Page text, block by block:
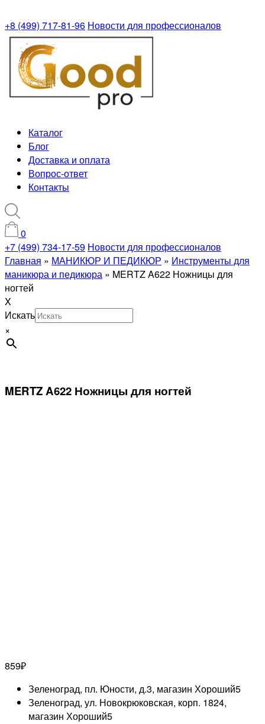
+8 (499) 717-81-96 Новости для профессионалов
Каталог
Блог
Доставка и оплата
Вопрос-ответ
Контакты
0
+7 (499) 734-17-59 Новости для профессионалов
Главная » МАНИКЮР И ПЕДИКЮР » Инструменты для
маникюра и педикюра » MERTZ A622 Ножницы для
ногтей
X
Искать
×
MERTZ A622 Ножницы для ногтей
859₽
Зеленоград, пл. Юности, д.3, магазин Хороший5
Зеленоград, ул. Новокрюковская, корп. 1824,
магазин Хороший5